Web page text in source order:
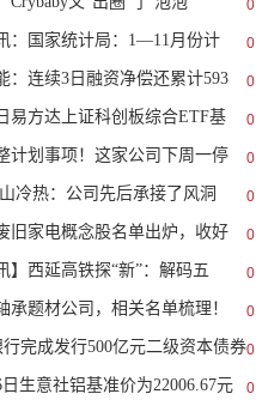
0
0
：国家统计局：1—11月份计
0
：连续3日融资净偿还累计593
0
易方达上证科创板综合ETF基
0
计划事项！这家公司下周一停
0
冷热：公司先后承接了风洞
0
旧家电概念股名单出炉，收好
0
】西延高铁探“新”：解码五
0
承题材公司，相关名单梳理！
0
行完成发行500亿元二级资本债券
0
日生意社铝基准价为22006.67元